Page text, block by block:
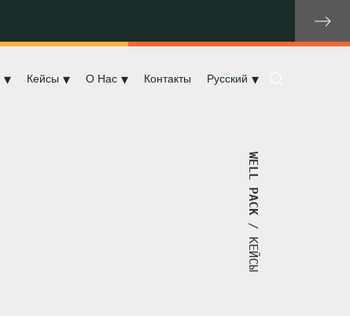
Кейсы О Нас Контакты Русский
WELL PACK
/ КЕЙСЫ